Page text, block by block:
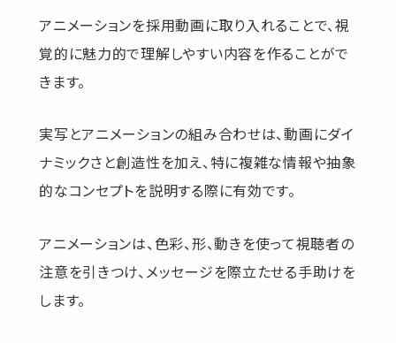
アニメーションを採用動画に取り入れることで、視
覚的に魅力的で理解しやすい内容を作ることがで
きます。
実写とアニメーションの組み合わせは、動画にダイ
ナミックさと創造性を加え、特に複雑な情報や抽象
的なコンセプトを説明する際に有効です。
アニメーションは、色彩、形、動きを使って視聴者の
注意を引きつけ、メッセージを際立たせる手助けを
します。